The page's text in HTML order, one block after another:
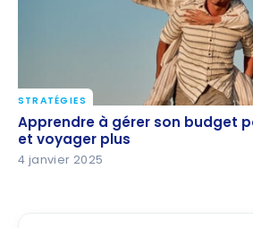
Apprendre à gérer son budget
voyager plus
STRATÉGIES
Apprendre à gérer son budget
et voyager plus
4 janvier 2025